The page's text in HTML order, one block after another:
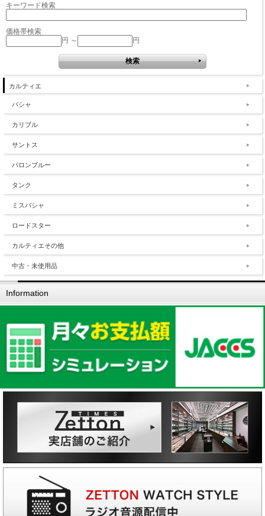
キーワード検索
価格帯検索
円 ～
円
カルティエ
パシャ
カリブル
サントス
バロンブルー
タンク
ミスパシャ
ロードスター
カルティエその他
中古・未使用品
Information